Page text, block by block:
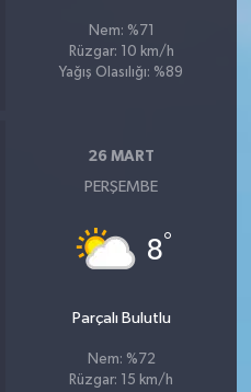
Nem: %71
Rüzgar: 10 km/h
Yağış Olasılığı: %89
26 MART
PERŞEMBE
8°
Parçalı Bulutlu
Nem: %72
Rüzgar: 15 km/h